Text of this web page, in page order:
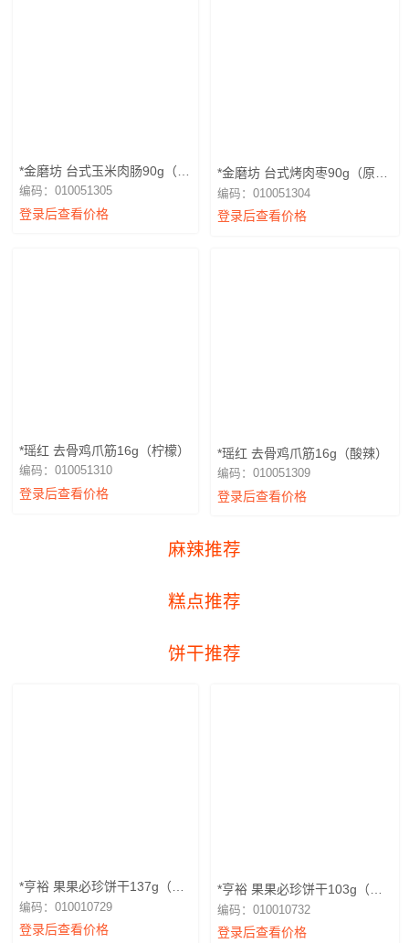
*金磨坊 台式玉米肉肠90g（玉
米）
编码：010051305
登录后查看价格
*金磨坊 台式烤肉枣90g（原
味）
编码：010051304
登录后查看价格
*瑶红 去骨鸡爪筋16g（柠檬）
编码：010051310
登录后查看价格
*瑶红 去骨鸡爪筋16g（酸辣）
编码：010051309
登录后查看价格
麻辣推荐
糕点推荐
饼干推荐
*亨裕 果果必珍饼干137g（蓝
莓）
编码：010010729
登录后查看价格
*亨裕 果果必珍饼干103g（草
莓）
编码：010010732
登录后查看价格